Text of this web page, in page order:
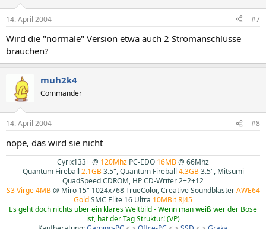
14. April 2004 #7
Wird die "normale" Version etwa auch 2 Stromanschlüsse
brauchen?
muh2k4
Commander
14. April 2004 #8
nope, das wird sie nicht
Cyrix133+ @ 120Mhz PC-EDO 16MB@ 66Mhz
Quantum Fireball 2.1GB3.5", Quantum Fireball 4.3GB3.5", Mitsumi
QuadSpeed CDROM, HP CD-Writer 2+2+12
S3 Virge 4MB@ Miro 15" 1024x768 TrueColor, Creative SoundblasterAWE64
GoldSMC Elite 16 Ultra 10MBit RJ45
Es geht doch nichts über ein klares Weltbild - Wenn man weiß wer der Böse
ist, hat der Tag Struktur! (VP)